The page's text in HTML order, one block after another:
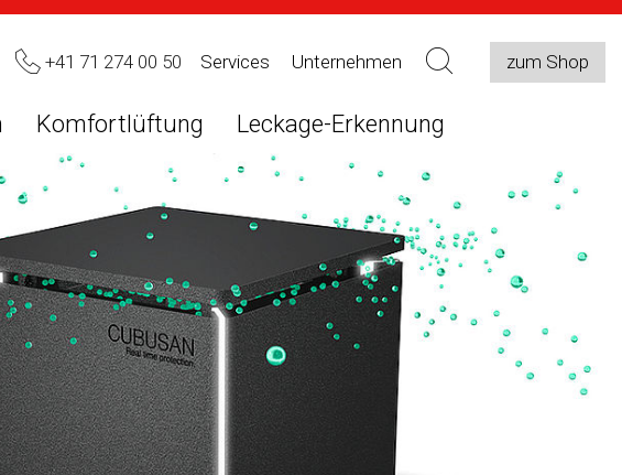
+41 71 274 00 50 Services Unternehmen zum Shop
Komfortlüftung Leckage-Erkennung